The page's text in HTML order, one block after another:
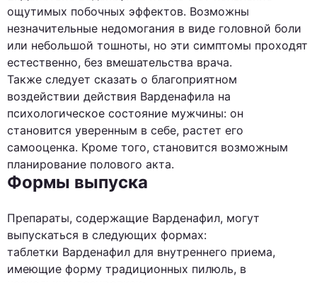
ощутимых побочных эффектов. Возможны
незначительные недомогания в виде головной боли
или небольшой тошноты, но эти симптомы проходят
естественно, без вмешательства врача.
Также следует сказать о благоприятном
воздействии действия Варденафила на
психологическое состояние мужчины: он
становится уверенным в себе, растет его
самооценка. Кроме того, становится возможным
планирование полового акта.
Формы выпуска
Препараты, содержащие Варденафил, могут
выпускаться в следующих формах:
таблетки Варденафил для внутреннего приема,
имеющие форму традиционных пилюль, в